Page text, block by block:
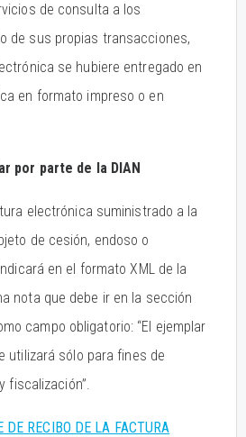
de consulta a los
de sus propias transacciones,
se hubiere entregado en
en formato impreso o en
por parte de la DIAN
electrónica suministrado a la
de cesión, endoso o
en el formato XML de la
nota que debe ir en la sección
campo obligatorio: “El ejemplar
utilizará sólo para fines de
fiscalización”.
DE RECIBO DE LA FACTURA